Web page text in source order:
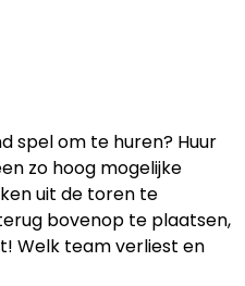
spel om te huren? Huur
zo hoog mogelijke
uit de toren te
bovenop te plaatsen,
Welk team verliest en